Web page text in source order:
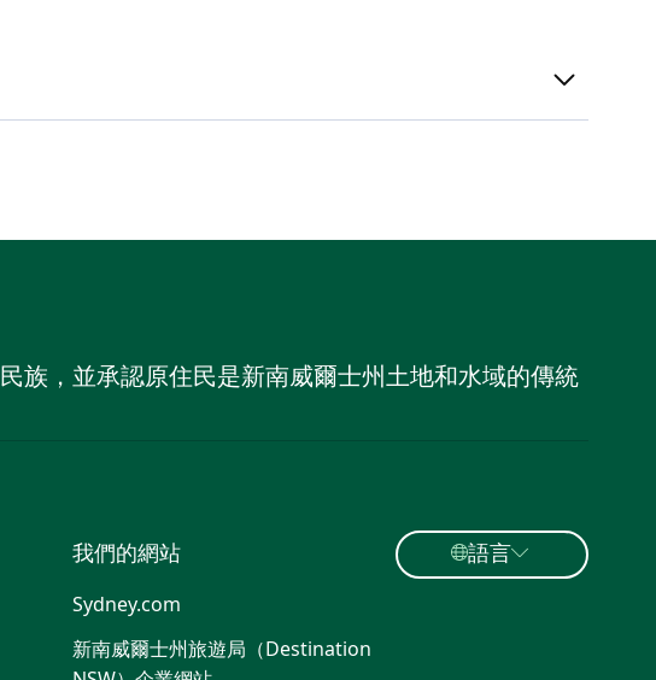
族，並承認原住民是新南威爾士州土地和水域的傳統
我們的網站
Sydney.com
新南威爾士州旅遊局（Destination
語言